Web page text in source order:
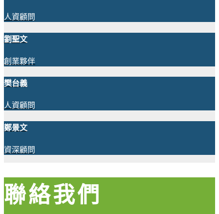
人資顧問
劉聖文
創業夥伴
樊台義
人資顧問
鄭景文
資深顧問
聯絡我們